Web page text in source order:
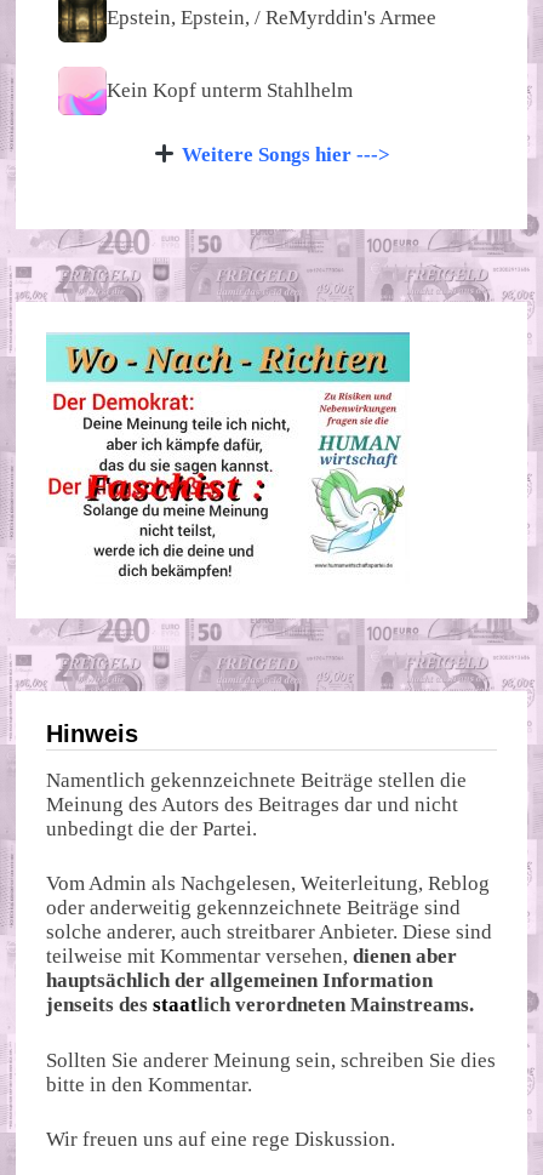
Epstein, Epstein, / ReMyrddin's Armee
Kein Kopf unterm Stahlhelm
Weitere Songs hier --->
Hinweis
Namentlich gekennzeichnete Beiträge stellen die
Meinung des Autors des Beitrages dar und nicht
unbedingt die der Partei.
Vom Admin als Nachgelesen, Weiterleitung, Reblog
oder anderweitig gekennzeichnete Beiträge sind
solche anderer, auch streitbarer Anbieter. Diese sind
teilweise mit Kommentar versehen,dienen aber
hauptsächlich der allgemeinen Information
jenseits desstaatlich verordneten Mainstreams.
Sollten Sie anderer Meinung sein, schreiben Sie dies
bitte in den Kommentar.
Wir freuen uns auf eine rege Diskussion.